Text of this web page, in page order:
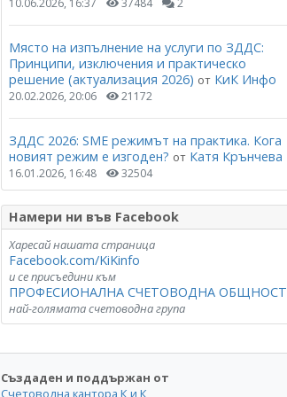
10.06.2026, 16:37 37484 2
Място на изпълнение на услуги по ЗДДС:
Принципи, изключения и практическо
решение (актуализация 2026) от КиК Инфо
20.02.2026, 20:06 21172
ЗДДС 2026: SME режимът на практика. Кога
новият режим е изгоден? от Катя Крънчева
16.01.2026, 16:48 32504
Намери ни във Facebook
Харесай нашата страница
Facebook.com/KiKinfo
и се присъедини към
ПРОФЕСИОНАЛНА СЧЕТОВОДНА ОБЩНОСТ
най-голямата счетоводна група
Създаден и поддържан от